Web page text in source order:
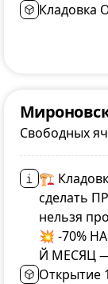
Кладовка
Свободных
🏗
сделать
нельзя
💥 -70%
Й МЕСЯЦ
Открытие